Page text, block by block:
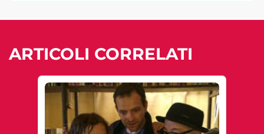
ARTICOLI CORRELATI